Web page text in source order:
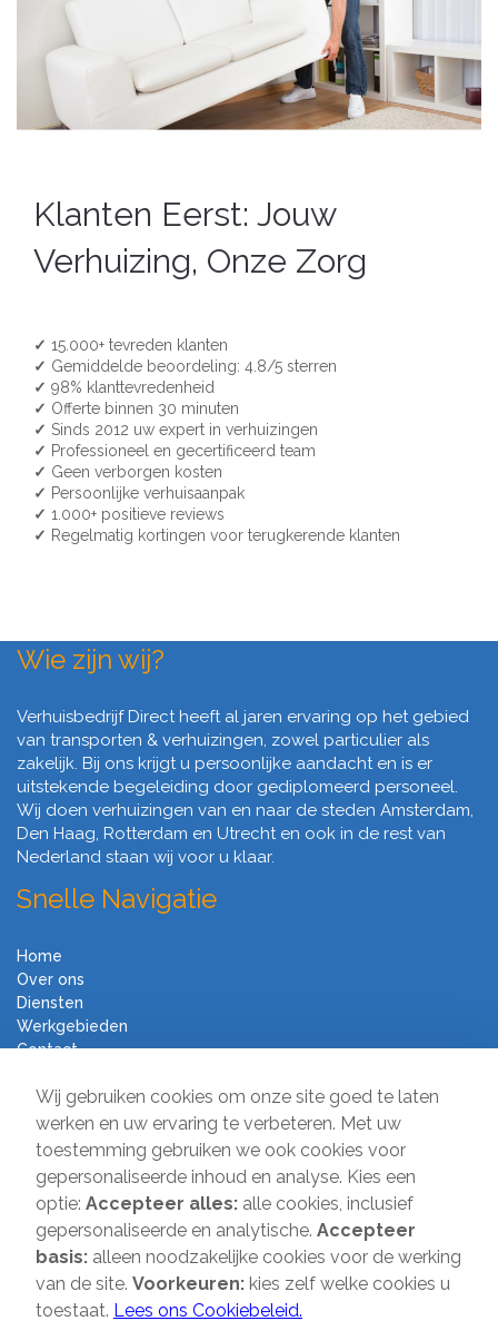
Wij gebruiken cookies om onze site goed te laten
werken en uw ervaring te verbeteren. Met uw
toestemming gebruiken we ook cookies voor
gepersonaliseerde inhoud en analyse. Kies een
optie: Accepteer alles: alle cookies, inclusief
gepersonaliseerde en analytische. Accepteer
basis: alleen noodzakelijke cookies voor de werking
van de site. Voorkeuren: kies zelf welke cookies u
toestaat. Lees ons Cookiebeleid.
Klanten Eerst: Jouw
Verhuizing, Onze Zorg
✓ 15.000+ tevreden klanten
✓ Gemiddelde beoordeling: 4.8/5 sterren
✓ 98% klanttevredenheid
✓ Offerte binnen 30 minuten
✓ Sinds 2012 uw expert in verhuizingen
✓ Professioneel en gecertificeerd team
✓ Geen verborgen kosten
✓ Persoonlijke verhuisaanpak
✓ 1.000+ positieve reviews
✓ Regelmatig kortingen voor terugkerende klanten
Wie zijn wij?
Verhuisbedrijf Direct heeft al jaren ervaring op het gebied
van transporten & verhuizingen, zowel particulier als
zakelijk. Bij ons krijgt u persoonlijke aandacht en is er
uitstekende begeleiding door gediplomeerd personeel.
Wij doen verhuizingen van en naar de steden Amsterdam,
Den Haag, Rotterdam en Utrecht en ook in de rest van
Nederland staan wij voor u klaar.
Snelle Navigatie
Home
Over ons
Diensten
Werkgebieden
Contact
Verhuisbedrijf Direct
Sir Winston Churchilllaan 231
2282 JR Rijswijk
085-2013 070
info@verhuisbedrijfdirect.nl